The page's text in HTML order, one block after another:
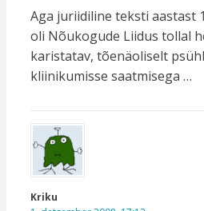
Aga juriidiline teksti aastast
oli Nõukogude Liidus tollal
karistatav, tõenäoliselt
kliinikumisse saatmisega …
Kriku